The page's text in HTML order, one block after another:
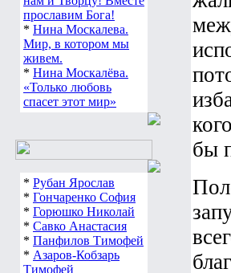
прославим Бога!
* Нина Москалева.
Мир, в котором мы
живем.
* Нина Москалёва.
«Только любовь
спасет этот мир»
* Рубан Ярослав
* Гончаренко София
* Горюшко Николай
* Савко Анастасия
* Панфилов Тимофей
* Азаров-Кобзарь
Тимофей
бы